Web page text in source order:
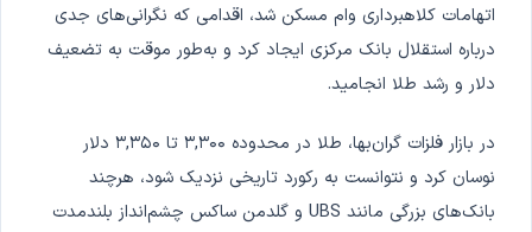
اتهامات کلاهبرداری وام مسکن شد، اقدامی که نگرانی‌های جدی
درباره استقلال بانک مرکزی ایجاد کرد و به‌طور موقت به تضعیف
دلار و رشد طلا انجامید.
در بازار فلزات گران‌بها، طلا در محدوده ۳,۳۰۰ تا ۳,۳۵۰ دلار
نوسان کرد و نتوانست به رکورد تاریخی نزدیک شود، هرچند
بانک‌های بزرگی مانند UBS و گلدمن ساکس چشم‌انداز بلندمدت